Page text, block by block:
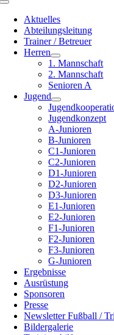
Toggle
NavigationAktuelles
Abteilungsleitung
Trainer / Betreuer
Herren
1. Mannschaft
2. Mannschaft
Senioren A
Jugend
Jugendkonzept
A-Junioren
B-Junioren
C1-Junioren
C2-Junioren
D1-Junioren
D2-Junioren
D3-Junioren
E1-Junioren
E2-Junioren
F1-Junioren
F2-Junioren
F3-Junioren
G-Junioren
Ergebnisse
Ausrüstung
Sponsoren
Presse
Newsletter Fußball /
Bildergalerie